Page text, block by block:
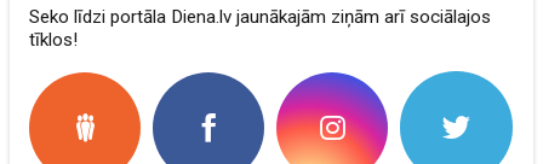
Seko līdzi portāla Diena.lv jaunākajām ziņām arī sociālajos
tīklos!